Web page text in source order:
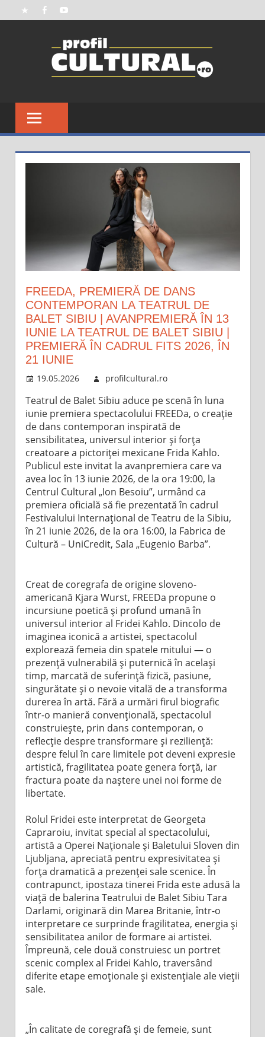
FREEDA, PREMIERĂ DE DANS
CONTEMPORAN LA TEATRUL DE
BALET SIBIU | AVANPREMIERĂ ÎN 13
IUNIE LA TEATRUL DE BALET SIBIU |
PREMIERĂ ÎN CADRUL FITS 2026, ÎN
21 IUNIE
19.05.2026 profilcultural.ro
Teatrul de Balet Sibiu aduce pe scenă în luna
iunie premiera spectacolului FREEDa, o creație
de dans contemporan inspirată de
sensibilitatea, universul interior și forța
creatoare a pictoriței mexicane Frida Kahlo.
Publicul este invitat la avanpremiera care va
avea loc în 13 iunie 2026, de la ora 19:00, la
Centrul Cultural „Ion Besoiu”, urmând ca
premiera oficială să fie prezentată în cadrul
Festivalului Internațional de Teatru de la Sibiu,
în 21 iunie 2026, de la ora 16:00, la Fabrica de
Cultură – UniCredit, Sala „Eugenio Barba”.
Creat de coregrafa de origine sloveno-
americană Kjara Wurst, FREEDa propune o
incursiune poetică și profund umană în
universul interior al Fridei Kahlo. Dincolo de
imaginea iconică a artistei, spectacolul
explorează femeia din spatele mitului — o
prezență vulnerabilă și puternică în același
timp, marcată de suferință fizică, pasiune,
singurătate și o nevoie vitală de a transforma
durerea în artă. Fără a urmări firul biografic
într-o manieră convențională, spectacolul
construiește, prin dans contemporan, o
reflecție despre transformare și reziliență:
despre felul în care limitele pot deveni expresie
artistică, fragilitatea poate genera forță, iar
fractura poate da naștere unei noi forme de
libertate.
Rolul Fridei este interpretat de Georgeta
Capraroiu, invitat special al spectacolului,
artistă a Operei Naționale și Baletului Sloven din
Ljubljana, apreciată pentru expresivitatea și
forța dramatică a prezenței sale scenice. În
contrapunct, ipostaza tinerei Frida este adusă la
viață de balerina Teatrului de Balet Sibiu Tara
Darlami, originară din Marea Britanie, într-o
interpretare ce surprinde fragilitatea, energia și
sensibilitatea anilor de formare ai artistei.
Împreună, cele două construiesc un portret
scenic complex al Fridei Kahlo, traversând
diferite etape emoționale și existențiale ale vieții
sale.
„În calitate de coregrafă și de femeie, sunt